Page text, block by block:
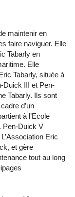
maintenir en
faire naviguer. Elle
Tabarly en
Elle
Tabarly, située à
Duick III et Pen-
Tabarly. Ils sont
d’un
à l’Ecole
Pen-Duick V
Eric
et gère
tout au long